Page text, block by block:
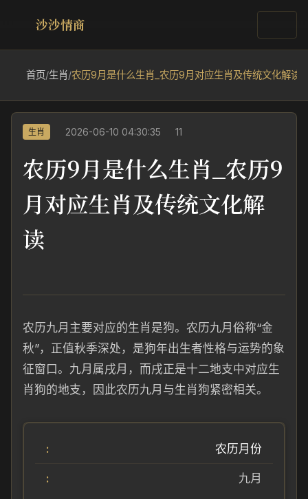
沙沙情商
首页/生肖/农历9月是什么生肖_农历9月对应生肖及传统文化解读
生肖 2026-06-10 04:30:35 11
农历9月是什么生肖_农历9
月对应生肖及传统文化解
读
农历九月主要对应的生肖是狗。农历九月俗称“金
秋”，正值秋季深处，是狗年出生者性格与运势的象
征窗口。九月属戌月，而戌正是十二地支中对应生
肖狗的地支，因此农历九月与生肖狗紧密相关。
农历月份
九月